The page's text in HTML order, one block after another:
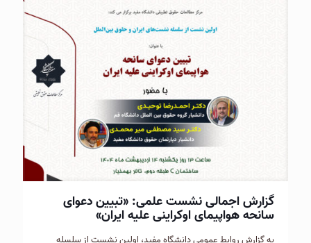
گزارش اجمالی نشست علمی: «تبیین دعوای
سانحه هواپیمای اوکراینی علیه ایران»
به گزارش روابط عمومی دانشگاه مفید، اولین نشست از سلسله